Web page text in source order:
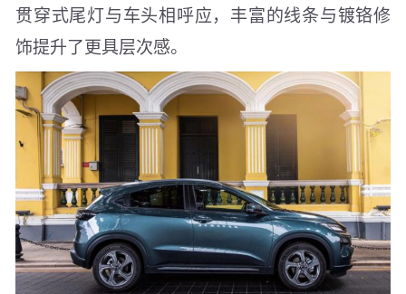
贯穿式尾灯与车头相呼应，丰富的线条与镀铬修
饰提升了更具层次感。